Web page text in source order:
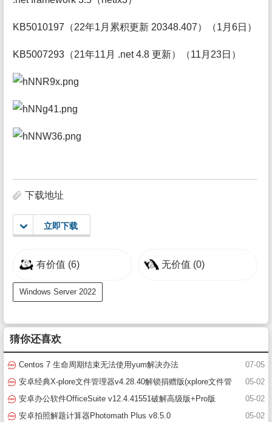
KB5010197（22年1月累积更新 20348.407）（1月6日）
KB5007293（21年11月 .net 4.8 更新）（11月23日）
下载地址
立即下载
有价值 (6) 无价值 (0)
Windows Server 2022
猜你还喜欢
07-05
Centos 7 生命周期结束无法使用yum解决办法
05-02
安卓经典X-plore文件管理器v4.28.40解锁捐赠版(xplore文件管
理器破解版)
05-02
安卓办公软件OfficeSuite v12.4.41551破解高级版+Pro版
05-02
安卓拍照解题计算器Photomath Plus v8.5.0